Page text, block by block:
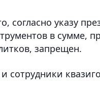
согласно указу
в сумме,
запрещен.
сотрудники